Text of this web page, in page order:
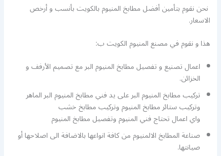
نحن نقوم بتأمين أفضل مطابخ المنيوم بالكويت بأنسب و أرخص
الاسعار.
هذا و نقوم في مصنع المنيوم الكويت ب:
اعمال تصنيع و تفصيل مطابخ المنيوم البر مع تصميم الأرفف و
الخزائن.
تركيب مطابخ المنيوم البر على يد فني مطابخ المنيوم البر الماهر
وتركيب ستائر مطابخ المنيوم وتركيب مطابخ خشب
واي اعمال تحتاج فني المنيوم وتفصيل مطابخ المنيوم
صناعة المطابخ الالمنيوم من كافة انواعها بالاضافة الى اصلاحها أو
صيانتها.